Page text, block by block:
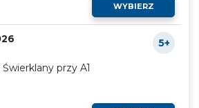
WYBIERZ
5+
przy A1